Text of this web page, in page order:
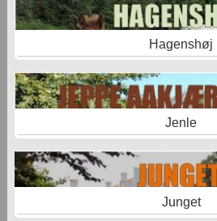
Hagenshøj
Jenle
Junget